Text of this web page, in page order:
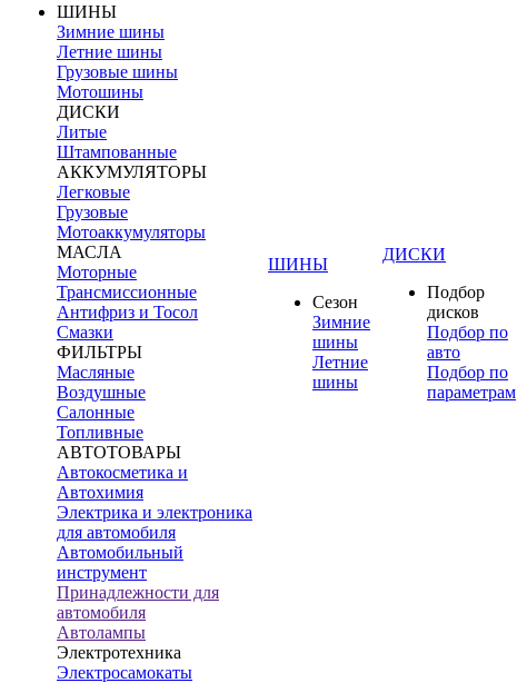
ШИНЫ
Зимние шины
Летние шины
Грузовые шины
Мотошины
ДИСКИ
Литые
Штампованные
АККУМУЛЯТОРЫ
Легковые
Грузовые
Мотоаккумуляторы
МАСЛА
Моторные
Трансмиссионные
Антифриз и Тосол
Смазки
ФИЛЬТРЫ
Масляные
Воздушные
Салонные
Топливные
АВТОТОВАРЫ
Автокосметика и
Автохимия
Электрика и электроника
для автомобиля
Автомобильный
инструмент
Принадлежности для
автомобиля
Автолампы
Электротехника
Электросамокаты
ШИНЫ
Сезон
Зимние
шины
Летние
шины
ДИСКИ
Подбор
дисков
Подбор по
авто
Подбор по
параметрам